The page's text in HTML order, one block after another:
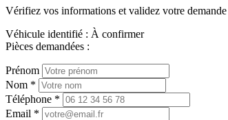
Vérifiez vos informations et validez votre demande
Véhicule identifié : À confirmer
Pièces demandées :
Prénom
Nom *
Téléphone *
Email *